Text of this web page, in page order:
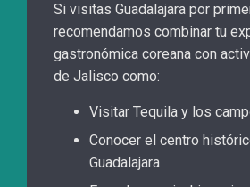
Si visitas Guadalajara por
recomendamos combinar tu
gastronómica coreana con
de Jalisco como:
Visitar Tequila y los
Conocer el centro
Guadalajara